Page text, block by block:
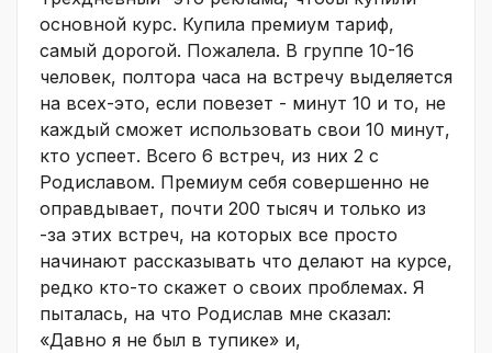
основной курс. Купила премиум тариф,
самый дорогой. Пожалела. В группе 10-16
человек, полтора часа на встречу выделяется
на всех-это, если повезет - минут 10 и то, не
каждый сможет использовать свои 10 минут,
кто успеет. Всего 6 встреч, из них 2 с
Родиславом. Премиум себя совершенно не
оправдывает, почти 200 тысяч и только из
-за этих встреч, на которых все просто
начинают рассказывать что делают на курсе,
редко кто-то скажет о своих проблемах. Я
пыталась, на что Родислав мне сказал:
«Давно я не был в тупике» и,